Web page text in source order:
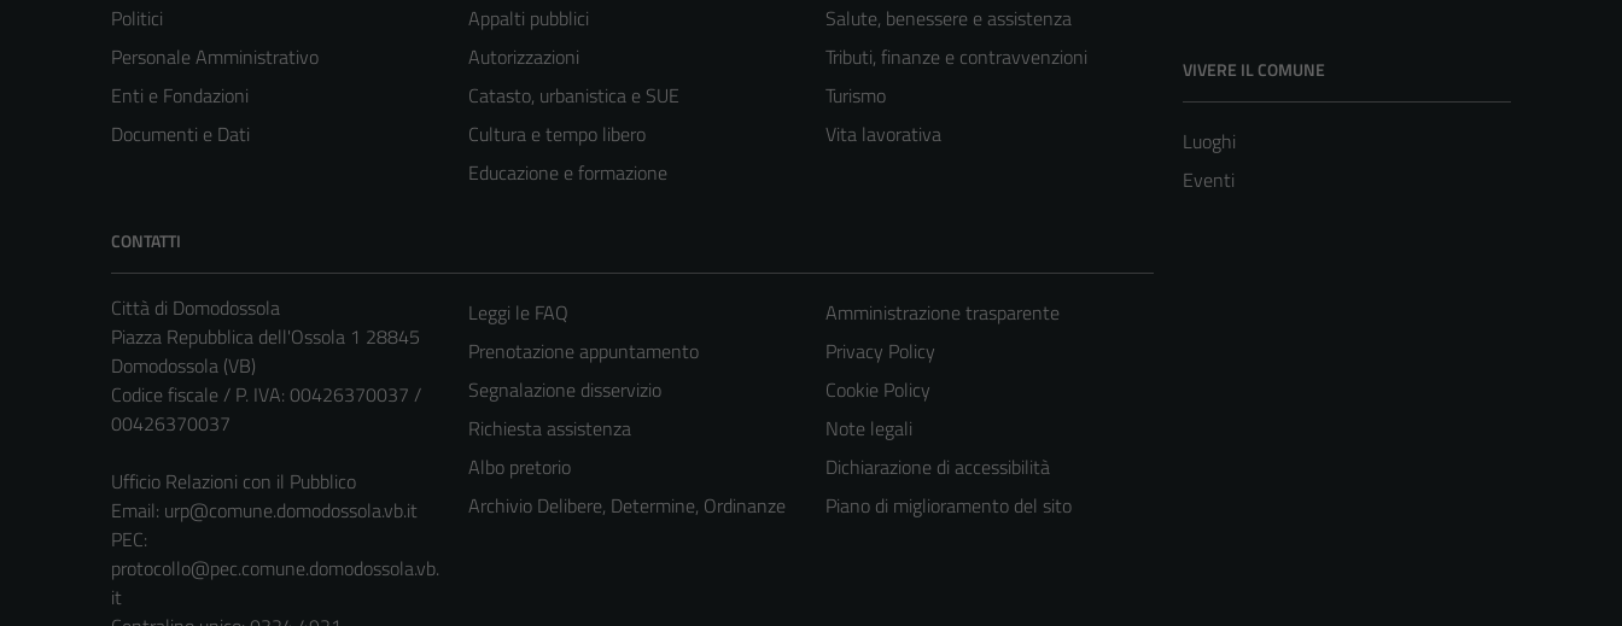
Politici
Personale Amministrativo
Enti e Fondazioni
Documenti e Dati
Appalti pubblici
Autorizzazioni
Catasto, urbanistica e SUE
Cultura e tempo libero
Educazione e formazione
Salute, benessere e assistenza
Tributi, finanze e contravvenzioni
Turismo
Vita lavorativa
VIVERE IL COMUNE
Luoghi
Eventi
CONTATTI
Città di Domodossola
Piazza Repubblica dell'Ossola 1 28845
Domodossola (VB)
Codice fiscale / P. IVA: 00426370037 /
00426370037
Ufficio Relazioni con il Pubblico
Email: urp@comune.domodossola.vb.it
PEC:
protocollo@pec.comune.domodossola.vb.
it
Leggi le FAQ
Prenotazione appuntamento
Segnalazione disservizio
Richiesta assistenza
Albo pretorio
Archivio Delibere, Determine, Ordinanze
Amministrazione trasparente
Privacy Policy
Cookie Policy
Note legali
Dichiarazione di accessibilità
Piano di miglioramento del sito